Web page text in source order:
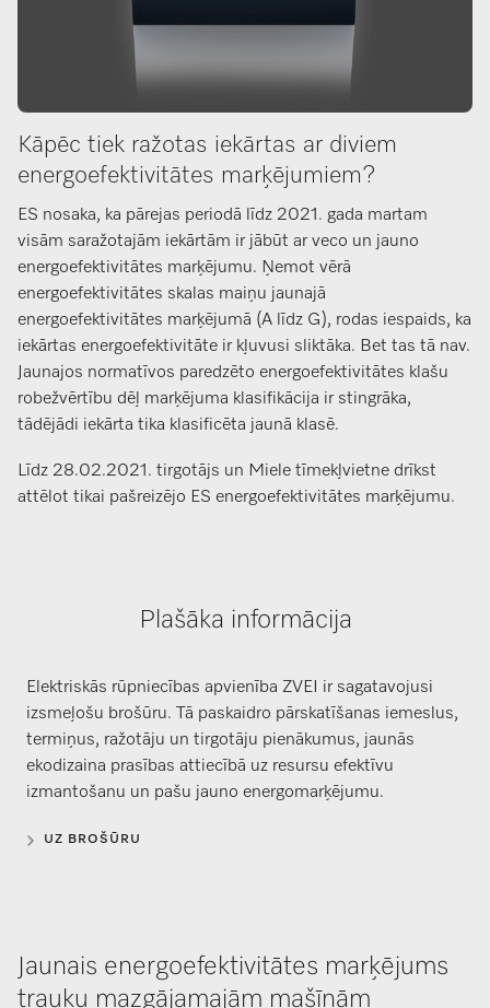
Kāpēc tiek ražotas iekārtas ar diviem
energoefektivitātes marķējumiem?
ES nosaka, ka pārejas periodā līdz 2021. gada martam
visām saražotajām iekārtām ir jābūt ar veco un jauno
energoefektivitātes marķējumu. Ņemot vērā
energoefektivitātes skalas maiņu jaunajā
energoefektivitātes marķējumā (A līdz G), rodas iespaids, ka
iekārtas energoefektivitāte ir kļuvusi sliktāka. Bet tas tā nav.
Jaunajos normatīvos paredzēto energoefektivitātes klašu
robežvērtību dēļ marķējuma klasifikācija ir stingrāka,
tādējādi iekārta tika klasificēta jaunā klasē.
Līdz 28.02.2021. tirgotājs un Miele tīmekļvietne drīkst
attēlot tikai pašreizējo ES energoefektivitātes marķējumu.
Plašāka informācija
Elektriskās rūpniecības apvienība ZVEI ir sagatavojusi
izsmeļošu brošūru. Tā paskaidro pārskatīšanas iemeslus,
termiņus, ražotāju un tirgotāju pienākumus, jaunās
ekodizaina prasības attiecībā uz resursu efektīvu
izmantošanu un pašu jauno energomarķējumu.
UZ BROŠŪRU
Jaunais energoefektivitātes marķējums
trauku mazgājamajām mašīnām